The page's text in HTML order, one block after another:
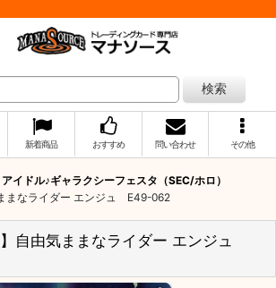
検索
新着商品 おすすめ 問い合わせ その他
アイドル♪ギャラクシーフェスタ（SEC/ホロ）
まなライダー エンジュ E49-062
】自由気ままなライダー エンジュ